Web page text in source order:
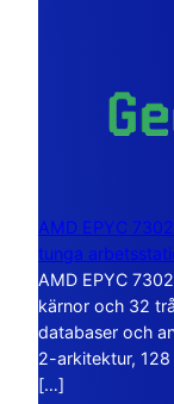
AMD EPYC
tunga
AMD EPYC
kärnor och 32
databaser och
2-arkitektur,
[…]